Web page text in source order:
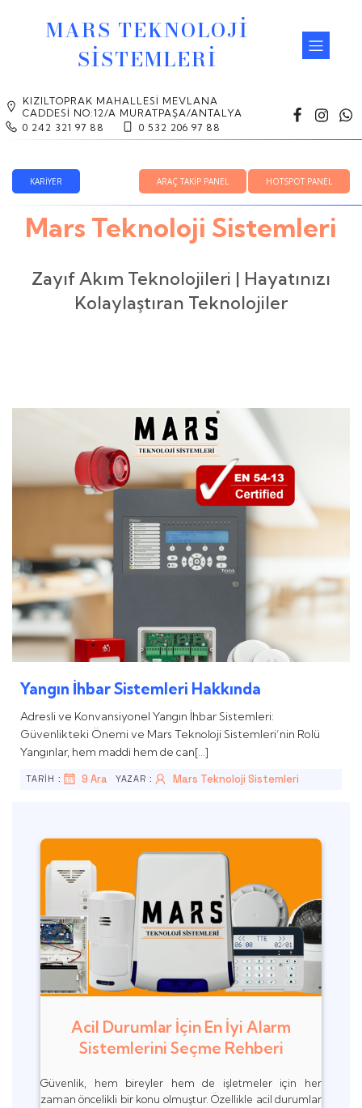
MARS TEKNOLOJİ
SİSTEMLERİ
KIZILTOPRAK MAHALLESI MEVLANA
CADDESI NO:12/A MURATPAŞA/ANTALYA
0 242 321 97 88
0 532 206 97 88
KARİYER ARAÇ TAKİP PANEL HOTSPOT PANEL
Mars Teknoloji Sistemleri
Zayıf Akım Teknolojileri | Hayatınızı
Kolaylaştıran Teknolojiler
Yangın İhbar Sistemleri Hakkında
Adresli ve Konvansiyonel Yangın İhbar Sistemleri:
Güvenlikteki Önemi ve Mars Teknoloji Sistemleri’nin Rolü
Yangınlar, hem maddi hem de can[…]
TARİH : 9 Ara YAZAR : Mars Teknoloji Sistemleri
Acil Durumlar İçin En İyi Alarm
Sistemlerini Seçme Rehberi
Güvenlik, hem bireyler hem de işletmeler için her
zaman öncelikli bir konu olmuştur. Özellikle acil durumlar